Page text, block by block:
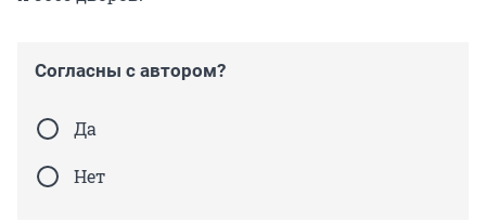
Согласны с автором?
Да
Нет